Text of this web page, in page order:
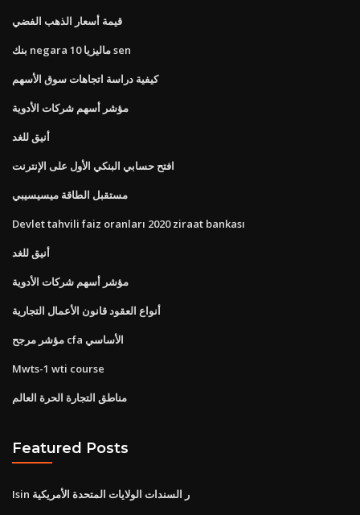
قيمة أسعار الذهب الفضي
بنك negara ماليزيا 10 sen
كيفية دراسة اتجاهات سوق الأسهم
مؤشر أسهم شركات الأدوية
أنيق للغد
افتح حسابي البنكي الأول على الإنترنت
مستقبل الطاقة ميسيسيبي
Devlet tahvili faiz oranları 2020 ziraat bankası
أنيق للغد
مؤشر أسهم شركات الأدوية
أنواع العقود قانون الأعمال التجارية
مؤشر مرجح cfa الأساسي
Mwts-1 wti course
مناطق التجارة الحرة العالم
Featured Posts
Isin ر السندات الولايات المتحدة الأمريكية